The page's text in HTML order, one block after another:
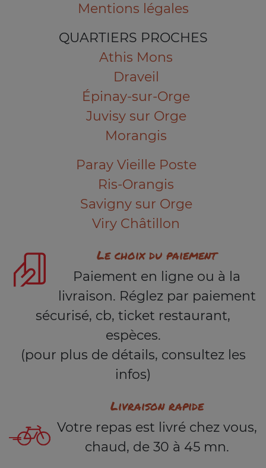
Mentions légales
QUARTIERS PROCHES
Athis Mons
Draveil
Épinay-sur-Orge
Juvisy sur Orge
Morangis
Paray Vieille Poste
Ris-Orangis
Savigny sur Orge
Viry Châtillon
Le choix du paiement
Paiement en ligne ou à la
livraison. Réglez par paiement
sécurisé, cb, ticket restaurant,
espèces.
(pour plus de détails, consultez les
infos)
Livraison rapide
Votre repas est livré chez vous,
chaud, de 30 à 45 mn.